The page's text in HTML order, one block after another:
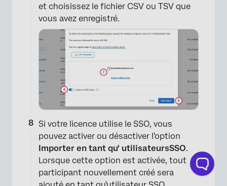
et choisissez le fichier CSV ou TSV que
vous avez enregistré.
Si votre licence utilise le SSO, vous
pouvez activer ou désactiver l'option
Importer en tant qu' utilisateursSSO.
Lorsque cette option est activée, tout
participant nouvellement créé sera